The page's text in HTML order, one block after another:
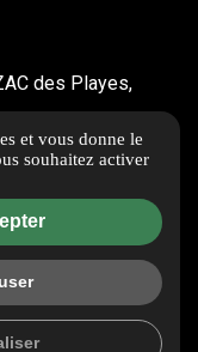
des Playes,
et vous donne le
souhaitez activer